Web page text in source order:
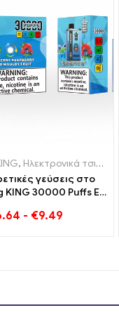
Λουξεμβούργο,
,Ηλεκτρονικά
,Ηλεκτρονικά
, Ηλεκτρονικά τσιγάρα μιας χρήσης Λιθουανία
γεύσεις στο
KING 30000 Puffs E-
und Moldy Fruit
- €9.49